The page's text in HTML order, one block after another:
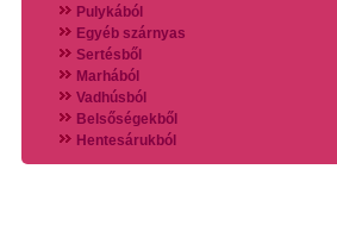
Pulykából
Egyéb szárnyas
Sertésből
Marhából
Vadhúsból
Belsőségekből
Hentesárukból
Vadszárnyasokból